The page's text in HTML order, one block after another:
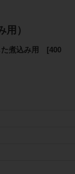
）
た煮込み用 [400